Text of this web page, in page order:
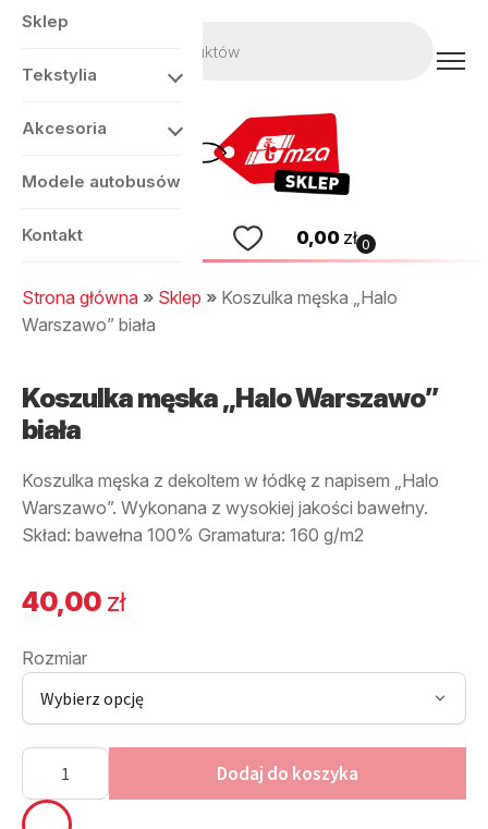
Wyszukiwarka
0,00 zł 0
Sklep
Tekstylia
Akcesoria
Modele autobusów
Kontakt
Strona główna » Sklep » Koszulka męska „Halo
Warszawo” biała
Koszulka męska „Halo Warszawo”
biała
Koszulka męska z dekoltem w łódkę z napisem „Halo
Warszawo”. Wykonana z wysokiej jakości bawełny.
Skład: bawełna 100% Gramatura: 160 g/m2
40,00 zł
Rozmiar
ilość
Koszulka
męska
Dodaj do koszyka